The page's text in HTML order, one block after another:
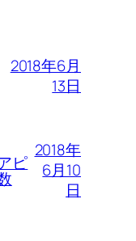
2018年6月
13日
ピ
2018年
6月10
日